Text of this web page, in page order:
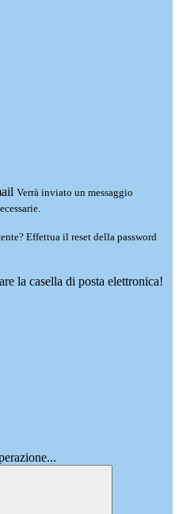
Verrà inviato un messaggio
Effettua il reset della password
la casella di posta elettronica!